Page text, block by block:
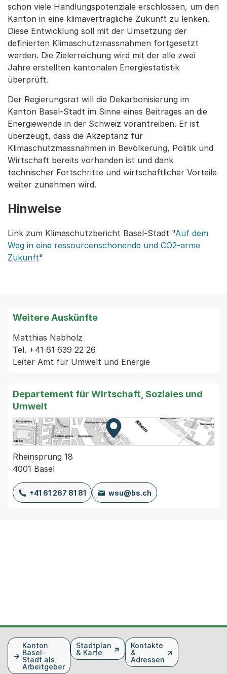
schon viele Handlungspotenziale erschlossen, um den
Kanton in eine klimaverträgliche Zukunft zu lenken.
Diese Entwicklung soll mit der Umsetzung der
definierten Klimaschutzmassnahmen fortgesetzt
werden. Die Zielerreichung wird mit der alle zwei
Jahre erstellten kantonalen Energiestatistik
überprüft.
Der Regierungsrat will die Dekarbonisierung im
Kanton Basel-Stadt im Sinne eines Beitrages an die
Energiewende in der Schweiz vorantreiben. Er ist
überzeugt, dass die Akzeptanz für
Klimaschutzmassnahmen in Bevölkerung, Politik und
Wirtschaft bereits vorhanden ist und dank
technischer Fortschritte und wirtschaftlicher Vorteile
weiter zunehmen wird.
Hinweise
Link zum Klimaschutzbericht Basel-Stadt "Auf dem
Weg in eine ressourcenschonende und CO2-arme
Zukunft"
Weitere Auskünfte
Matthias Nabholz
Tel. +41 61 639 22 26
Departement für Wirtschaft, Soziales und
Umwelt
Zur Karte von MapBS.
Externer Link, wird in einem
Rheinsprung 18
4001 Basel
+41 61 267 81 81 wsu@bs.ch
FusszeileKanton
Basel-
Stadt als
Arbeitgeber
Stadtplan
& Karte
Kontakte
&
Adressen